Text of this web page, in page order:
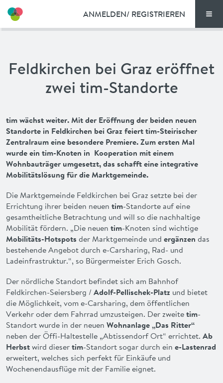
DOKUMENTE
VORTEILE
NEWS
FAQ
KONTAKT
ENGLISH
ANMELDEN/ REGISTRIEREN
Feldkirchen bei Graz eröffnet
zwei tim-Standorte
tim wächst weiter. Mit der Eröffnung der beiden neuen
Standorte in Feldkirchen bei Graz feiert tim-Steirischer
Zentralraum eine besondere Premiere. Zum ersten Mal
wurde ein tim-Knoten in Kooperation mit einem
Wohnbauträger umgesetzt, das schafft eine integrative
Mobilitätslösung für die Marktgemeinde.
Die Marktgemeinde Feldkirchen bei Graz setzte bei der
Errichtung ihrer beiden neuen tim-Standorte auf eine
gesamtheitliche Betrachtung und will so die nachhaltige
Mobilität fördern. „Die neuen tim-Knoten sind wichtige
Mobilitäts-Hotspots der Marktgemeinde und ergänzen das
bestehende Angebot durch e-Carsharing, Rad- und
Ladeinfrastruktur.“, so Bürgermeister Erich Gosch.
Der nördliche Standort befindet sich am Bahnhof
Feldkirchen-Seiersberg / Adolf-Pellischek-Platz und bietet
die Möglichkeit, vom e-Carsharing, dem öffentlichen
Verkehr oder dem Fahrrad umzusteigen. Der zweitetim-
Standort wurde in der neuen Wohnanlage „Das Ritter“
neben der Öffi-Haltestelle „Abtissendorf Ort“ errichtet. Ab
Herbstwird diesertim-Standort sogar durch ein e-Lastenrad
erweitert, welches sich perfekt für Einkäufe und
Wochenendausflüge mit der Familie eignet.